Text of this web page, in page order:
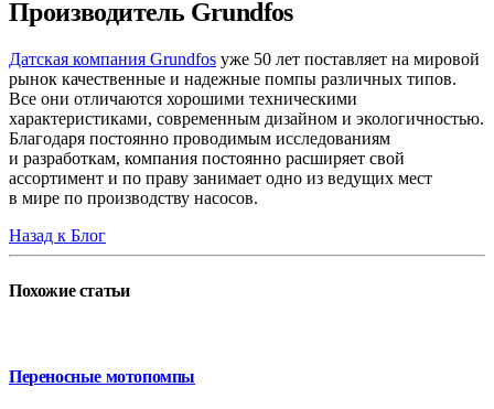
Производитель Grundfos
Датская компания Grundfos уже 50 лет поставляет на мировой
рынок качественные и надежные помпы различных типов.
Все они отличаются хорошими техническими
характеристиками, современным дизайном и экологичностью.
Благодаря постоянно проводимым исследованиям
и разработкам, компания постоянно расширяет свой
ассортимент и по праву занимает одно из ведущих мест
в мире по производству насосов.
Назад к Блог
Похожиестатьи
Переносные мотопомпы